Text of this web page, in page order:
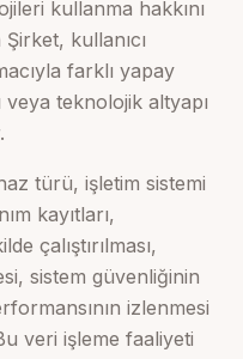
kullanma hakkını
kullanıcı
farklı yapay
veya teknolojik altyapı
türü, işletim sistemi
kayıtları,
çalıştırılması,
sistem güvenliğinin
izlenmesi
veri işleme faaliyeti